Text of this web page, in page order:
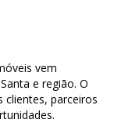
vem
e região. O
clientes, parceiros